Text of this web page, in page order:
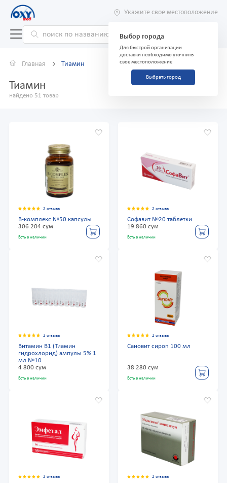
Укажите свое местоположение
Выбор города
Для быстрой организации
доставки необходимо уточнить
свое местоположение
Выбрать город
Главная Тиамин
Тиамин
найдено 51 товар
2 отзыва
В-комплекс №50 капсулы
306 204 сум
Есть в наличии
2 отзыва
Софавит №20 таблетки
19 860 сум
Есть в наличии
2 отзыва
Витамин В1 (Тиамин
гидрохлорид) ампулы 5% 1
мл №10
4 800 сум
Есть в наличии
2 отзыва
Сановит сироп 100 мл
38 280 сум
Есть в наличии
2 отзыва 2 отзыва